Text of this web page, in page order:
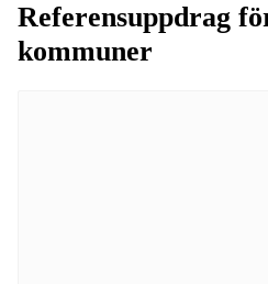
Referensuppdrag
kommuner